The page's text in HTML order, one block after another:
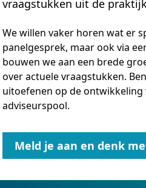
vraagstukken uit de
We willen vaker horen wat er
panelgesprek, maar ook via
bouwen we aan een brede
over actuele vraagstukken.
uitoefenen op de ontwikkeling
adviseurspool.
Meld je aan en denk